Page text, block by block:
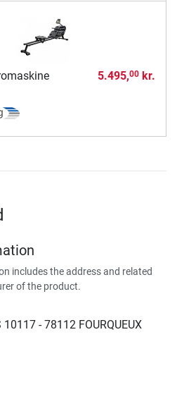
5.495,00kr.
includes the address and related
of the product.
- 78112 FOURQUEUX